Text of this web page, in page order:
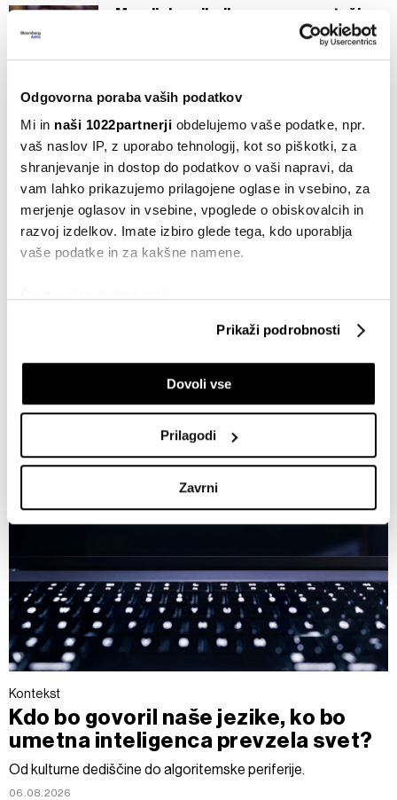
Odgovorna poraba vaših podatkov
Mi in naši 1022partnerji obdelujemo vaše podatke, npr.
vaš naslov IP, z uporabo tehnologij, kot so piškotki, za
shranjevanje in dostop do podatkov o vaši napravi, da
vam lahko prikazujemo prilagojene oglase in vsebino, za
merjenje oglasov in vsebine, vpoglede o obiskovalcih in
razvoj izdelkov. Imate izbiro glede tega, kdo uporablja
vaše podatke in za kakšne namene.
Identificirati napravo z aktivnim preverjanjem
lastnosti (odčitavanje prstnih odtisov)
Poglejte si še, kako se obdelujejo vaši osebni podatki in
nastavite svoje preference vrazdelku o podrobnostih
iz Izjave o piškotkih.
Skupni upravljavci obdelave so HD-WIN ARENA SPORT
vaših pravicah glede teh podatkov najdete v našiPolitiki
zasebnosti, o piškotkih in drugih podobnih tehnologijah
pa v Politiki piškotkov.
Piškotke lahko kadar koli ponovno prilagodite tako, da
kliknete možnost »Prikaži podrobnosti«. Privolitev lahko
kadar koli prekličete brez kakršnih koli posledic.
Prikaži podrobnosti
Dovoli vse
Prilagodi
Zavrni
Mundial napihnil cene: nogometaši po
novem vredni tudi krepko čez 200
Fifa Inc.: Se lahko Evropa zoperstavi
Infantinovemu pohodu zasebnega
kapitala?
31.07.2026
VSE NOVICE IZ RUBRIKE BUSINESSWEEK ADRIA
Businessweek Adria
Kontekst
Kdo bo govoril naše jezike, ko bo
umetna inteligenca prevzela svet?
Od kulturne dediščine do algoritemske periferije.
06.08.2026